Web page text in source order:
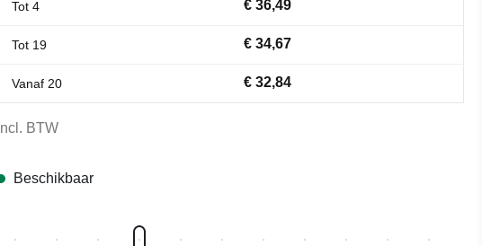
Tot 4 € 36,49
Tot 19 € 34,67
Vanaf 20 € 32,84
Incl. BTW
Beschikbaar